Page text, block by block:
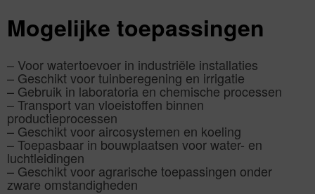
Mogelijke toepassingen
– Voor watertoevoer in industriële installaties
– Geschikt voor tuinberegening en irrigatie
– Gebruik in laboratoria en chemische processen
– Transport van vloeistoffen binnen
productieprocessen
– Geschikt voor aircosystemen en koeling
– Toepasbaar in bouwplaatsen voor water- en
luchtleidingen
– Geschikt voor agrarische toepassingen onder
zware omstandigheden